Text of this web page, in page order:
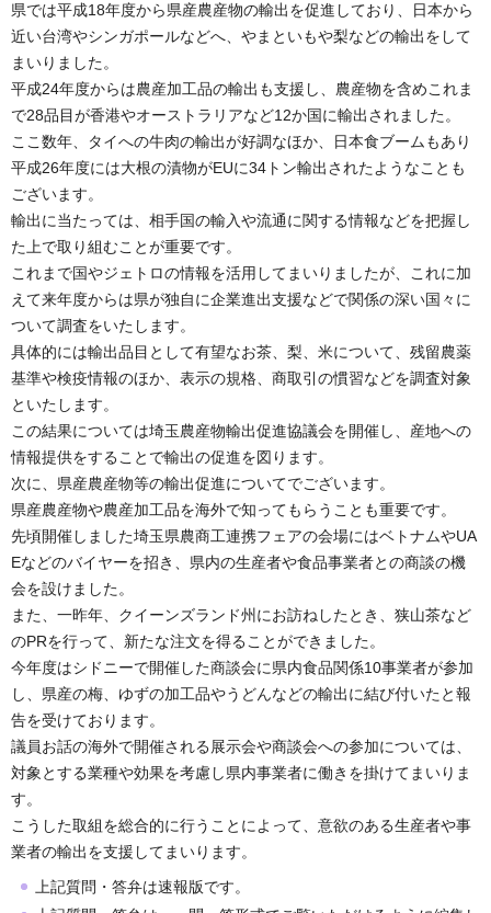
県では平成18年度から県産農産物の輸出を促進しており、日本から
近い台湾やシンガポールなどへ、やまといもや梨などの輸出をして
まいりました。
平成24年度からは農産加工品の輸出も支援し、農産物を含めこれま
で28品目が香港やオーストラリアなど12か国に輸出されました。
ここ数年、タイへの牛肉の輸出が好調なほか、日本食ブームもあり
平成26年度には大根の漬物がEUに34トン輸出されたようなことも
ございます。
輸出に当たっては、相手国の輸入や流通に関する情報などを把握し
た上で取り組むことが重要です。
これまで国やジェトロの情報を活用してまいりましたが、これに加
えて来年度からは県が独自に企業進出支援などで関係の深い国々に
ついて調査をいたします。
具体的には輸出品目として有望なお茶、梨、米について、残留農薬
基準や検疫情報のほか、表示の規格、商取引の慣習などを調査対象
といたします。
この結果については埼玉農産物輸出促進協議会を開催し、産地への
情報提供をすることで輸出の促進を図ります。
次に、県産農産物等の輸出促進についてでございます。
県産農産物や農産加工品を海外で知ってもらうことも重要です。
先頃開催しました埼玉県農商工連携フェアの会場にはベトナムやUA
Eなどのバイヤーを招き、県内の生産者や食品事業者との商談の機
会を設けました。
また、一昨年、クイーンズランド州にお訪ねしたとき、狭山茶など
のPRを行って、新たな注文を得ることができました。
今年度はシドニーで開催した商談会に県内食品関係10事業者が参加
し、県産の梅、ゆずの加工品やうどんなどの輸出に結び付いたと報
告を受けております。
議員お話の海外で開催される展示会や商談会への参加については、
対象とする業種や効果を考慮し県内事業者に働きを掛けてまいりま
す。
こうした取組を総合的に行うことによって、意欲のある生産者や事
業者の輸出を支援してまいります。
上記質問・答弁は速報版です。